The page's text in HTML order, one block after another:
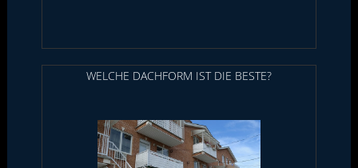
WELCHE DACHFORM IST DIE BESTE?